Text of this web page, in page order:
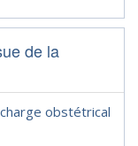
de la
obstétrical